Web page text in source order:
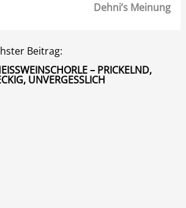
Dehni’s Meinung
Beitrag:
– PRICKELND,
UNVERGESSLICH